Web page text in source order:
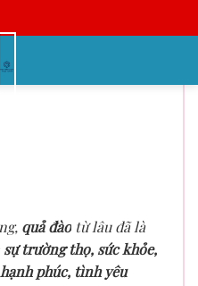
福桃): Quả Đào
quả đào từ lâu đã là
sự trường thọ, sức khỏe,
phúc, tình yêu